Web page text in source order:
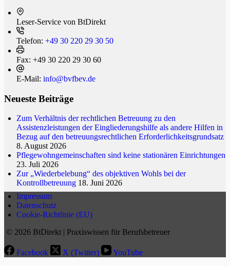
Leser-Service von BtDi­rekt
Telefon: +49 30 220 29 30 50
Fax: +49 30 220 29 30 60
E-Mail: info@bvfbev.de
Neueste Beiträge
Zum Verhältnis der rechtlichen Betreuung zu den
Assistenzleistungen der Eingliederungshilfe als andere Hilfen in
Bezug auf den betreuungsrechtlichen Erforderlichkeitsgrundsatz
8. August 2026
Pflegewohngemeinschaften sind keine stationären Einrichtungen
23. Juli 2026
Zur „Wiederbelebung“ des objektiven Wohls bei der
Kontrollbetreuung 18. Juni 2026
Impressum
Datenschutz
Cookie-Richtlinie (EU)
© 2026 BtDirekt | Praxiswissen für Berufsbetreuer
Facebook X (Twitter) YouTube